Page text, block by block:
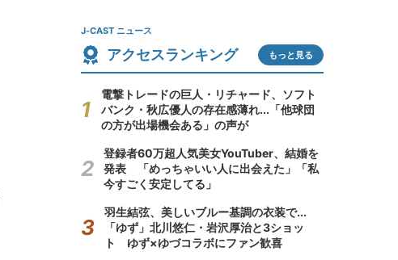
J-CAST ニュース
アクセスランキング もっと見る
電撃トレードの巨人・リチャード、ソフト
バンク・秋広優人の存在感薄れ...「他球団
の方が出場機会ある」の声が
登録者60万超人気美女YouTuber、結婚を
発表 「めっちゃいい人に出会えた」「私
今すごく安定してる」
羽生結弦、美しいブルー基調の衣装で...
「ゆず」北川悠仁・岩沢厚治と3ショッ
ト ゆず×ゆづコラボにファン歓喜